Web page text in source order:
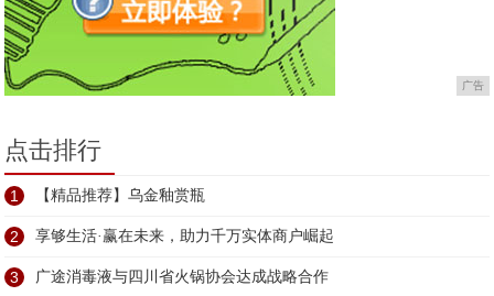
广告
点击排行
1 【精品推荐】乌金釉赏瓶
2 享够生活·赢在未来，助力千万实体商户崛起
3 广途消毒液与四川省火锅协会达成战略合作